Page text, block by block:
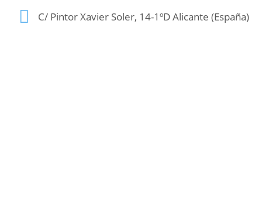
C/ Pintor Xavier Soler, 14-1ºD Alicante (España)